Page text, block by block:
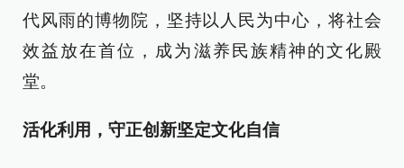
代风雨的博物院，坚持以人民为中心，将社会
效益放在首位，成为滋养民族精神的文化殿
堂。
活化利用，守正创新坚定文化自信